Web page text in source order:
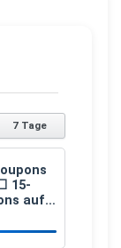
7 Tage
15-
auf
ab 2